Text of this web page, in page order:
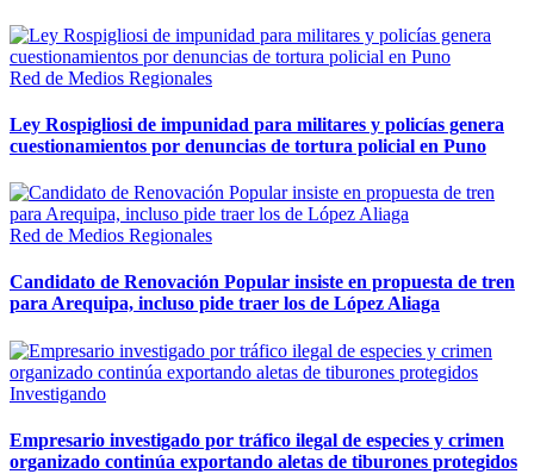
Red de Medios Regionales
Ley Rospigliosi de impunidad para militares y policías genera
cuestionamientos por denuncias de tortura policial en Puno
Red de Medios Regionales
Candidato de Renovación Popular insiste en propuesta de tren
para Arequipa, incluso pide traer los de López Aliaga
Investigando
Empresario investigado por tráfico ilegal de especies y crimen
organizado continúa exportando aletas de tiburones protegidos